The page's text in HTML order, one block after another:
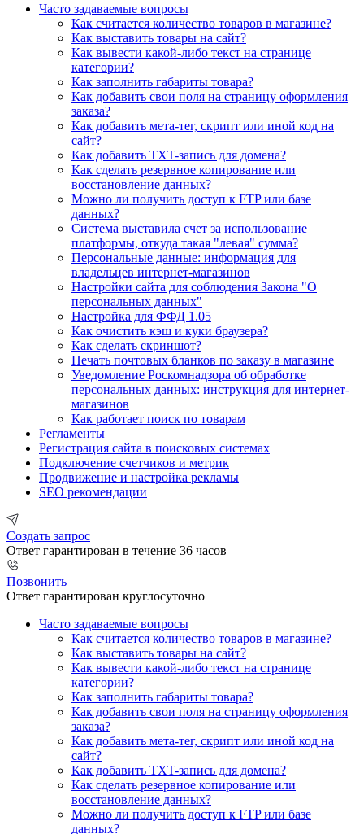
Часто задаваемые вопросы
Как считается количество товаров в магазине?
Как выставить товары на сайт?
Как вывести какой-либо текст на странице
категории?
Как заполнить габариты товара?
Как добавить свои поля на страницу оформления
заказа?
Как добавить мета-тег, скрипт или иной код на
сайт?
Как добавить TXT-запись для домена?
Как сделать резервное копирование или
восстановление данных?
Можно ли получить доступ к FTP или базе
данных?
Система выставила счет за использование
платформы, откуда такая "левая" сумма?
Персональные данные: информация для
владельцев интернет-магазинов
Настройки сайта для соблюдения Закона "О
персональных данных"
Настройка для ФФД 1.05
Как очистить кэш и куки браузера?
Как сделать скриншот?
Печать почтовых бланков по заказу в магазине
Уведомление Роскомнадзора об обработке
персональных данных: инструкция для интернет-
магазинов
Как работает поиск по товарам
Регламенты
Регистрация сайта в поисковых системах
Подключение счетчиков и метрик
Продвижение и настройка рекламы
SEO рекомендации
Создать запрос
Ответ гарантирован в течение 36 часов
Позвонить
Ответ гарантирован круглосуточно
Часто задаваемые вопросы
Как считается количество товаров в магазине?
Как выставить товары на сайт?
Как вывести какой-либо текст на странице
категории?
Как заполнить габариты товара?
Как добавить свои поля на страницу оформления
заказа?
Как добавить мета-тег, скрипт или иной код на
сайт?
Как добавить TXT-запись для домена?
Как сделать резервное копирование или
восстановление данных?
Можно ли получить доступ к FTP или базе
данных?